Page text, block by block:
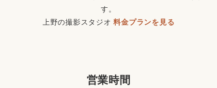
す。
上野の撮影スタジオ料金プランを見る
営業時間